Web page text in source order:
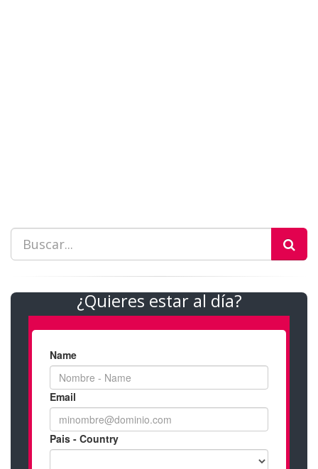
¿Quieres estar al día?